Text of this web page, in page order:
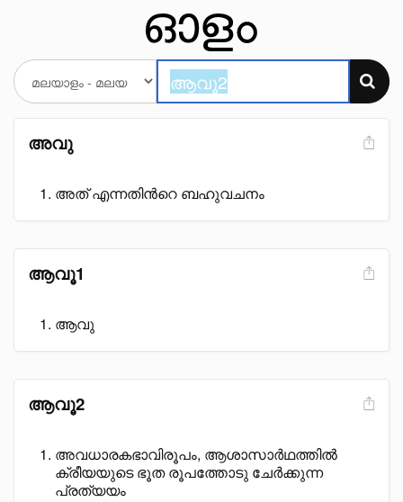
അവു
അത് എന്നതിൻറെ ബഹുവചനം
ആവൂ1
ആവു
ആവൂ2
അവധാരകഭാവിരൂപം, ആശാസാർഥത്തിൽ
ക്രീയയുടെ ഭൂത രൂപത്തോടു ചേർക്കുന്ന
പ്രത്യയം